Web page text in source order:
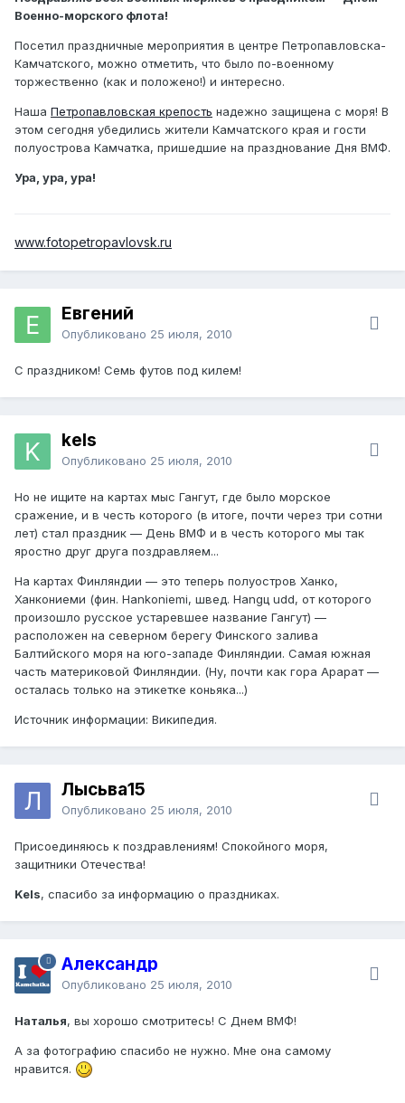
Военно-морского флота!
Посетил праздничные мероприятия в центре Петропавловска-
Камчатского, можно отметить, что было по-военному
торжественно (как и положено!) и интересно.
Наша Петропавловская крепость надежно защищена с моря! В
этом сегодня убедились жители Камчатского края и гости
полуострова Камчатка, пришедшие на празднование Дня ВМФ.
Ура, ура, ура!
www.fotopetropavlovsk.ru
Евгений
Опубликовано 25 июля, 2010
С праздником! Семь футов под килем!
kels
Опубликовано 25 июля, 2010
Но не ищите на картах мыс Гангут, где было морское
сражение, и в честь которого (в итоге, почти через три сотни
лет) стал праздник — День ВМФ и в честь которого мы так
яростно друг друга поздравляем...
На картах Финляндии — это теперь полуостров Ханко,
Ханкониеми (фин. Hankoniemi, швед. Hangц udd, от которого
произошло русское устаревшее название Гангут) —
расположен на северном берегу Финского залива
Балтийского моря на юго-западе Финляндии. Самая южная
часть материковой Финляндии. (Ну, почти как гора Арарат —
осталась только на этикетке коньяка...)
Источник информации: Википедия.
Лысьва15
Опубликовано 25 июля, 2010
Присоединяюсь к поздравлениям! Спокойного моря,
защитники Отечества!
Kels, спасибо за информацию о праздниках.
Александр
Опубликовано 25 июля, 2010
Наталья, вы хорошо смотритесь! С Днем ВМФ!
А за фотографию спасибо не нужно. Мне она самому
нравится.